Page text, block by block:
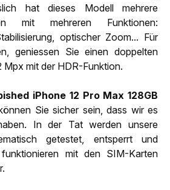
hat dieses Modell mehrere
mit mehreren Funktionen:
optischer Zoom... Für
geniessen Sie einen doppelten
mit der HDR-Funktion.
iPhone 12 Pro Max 128GB
Sie sicher sein, dass wir es
In der Tat werden unsere
getestet, entsperrt und
mit den SIM-Karten